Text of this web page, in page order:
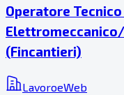
Operatore
Elettromeccanico/
(Fincantieri)
LavoroeWeb